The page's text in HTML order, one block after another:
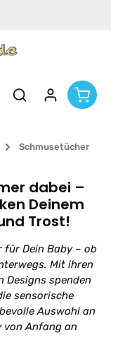
Schmusetücher
dabei –
Deinem
Trost!
für Dein Baby – ob
Mit ihren
Designs spenden
sensorische
Auswahl an
von Anfang an